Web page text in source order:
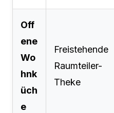
Off
ene
Wo
hnk
üch
e
Freistehende
Raumteiler-
Theke